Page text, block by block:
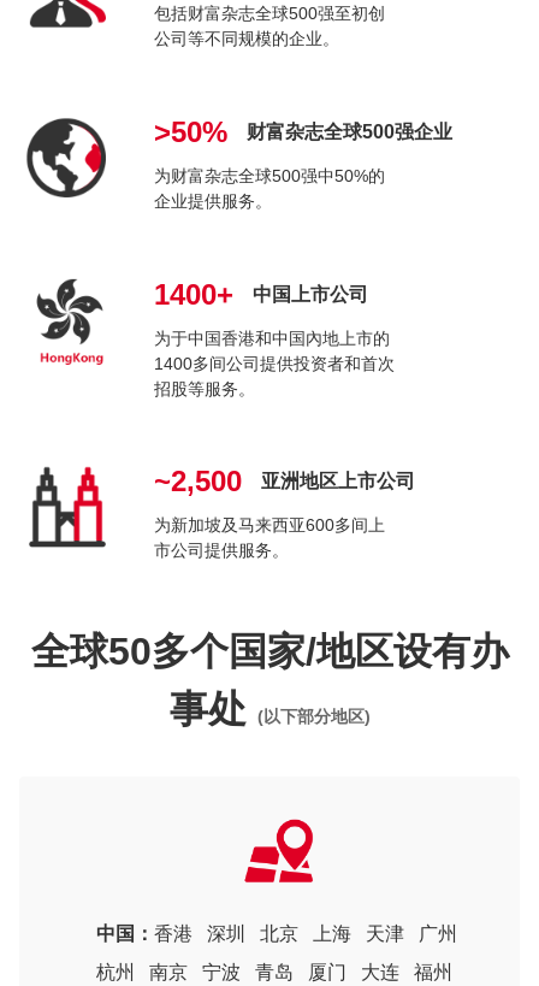
包括财富杂志全球500强至初创
公司等不同规模的企业。
>50% 财富杂志全球500强企业
为财富杂志全球500强中50%的
企业提供服务。
1400+ 中国上市公司
为于中国香港和中国內地上市的
1400多间公司提供投资者和首次
招股等服务。
~2,500 亚洲地区上市公司
为新加坡及马来西亚600多间上
市公司提供服务。
全球50多个国家/地区设有办
事处
(以下部分地区)
中国： 香港 深圳 北京 上海 天津
广州
杭州
南京 宁波 青岛 厦门 大连
福州